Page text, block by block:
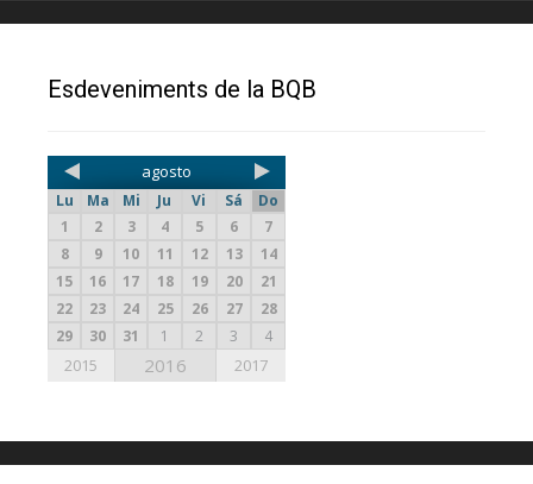
Esdeveniments de la BQB
agosto
Lu Ma Mi Ju Vi Sá
Do
1
2 3 4 5 6
7
8
9 10 11 12 13
14
15
16 17 18 19 20
21
22
23 24 25 26 27
28
29
30 31 1 2 3 4
2015 2016 2017